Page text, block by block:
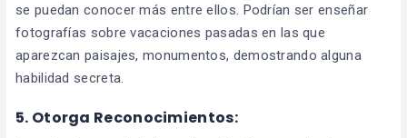
se puedan conocer más entre ellos. Podrían ser enseñar
fotografías sobre vacaciones pasadas en las que
aparezcan paisajes, monumentos, demostrando alguna
habilidad secreta.
5. Otorga Reconocimientos: